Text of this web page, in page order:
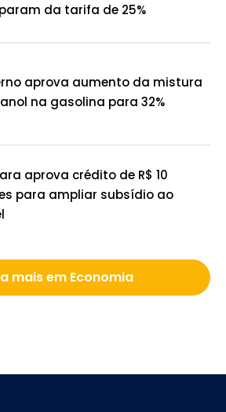
da tarifa de 25%
aprova aumento da mistura
na gasolina para 32%
aprova crédito de R$ 10
para ampliar subsídio ao
mais em Economia